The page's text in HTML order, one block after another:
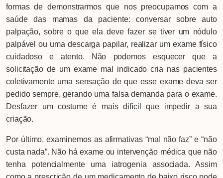
formas de demonstrarmos que nos preocupamos com a
saúde das mamas da paciente: conversar sobre auto
palpação, sobre o que ela deve fazer se tiver um nódulo
palpável ou uma descarga papilar, realizar um exame físico
cuidadoso e atento. Não podemos esquecer que a
solicitação de um exame mal indicado cria nas pacientes
coletivamente uma sensação de que esse exame deva ser
pedido sempre, gerando uma falsa demanda para o exame.
Desfazer um costume é mais difícil que impedir a sua
criação.
Por último, examinemos as afirmativas “mal não faz” e “não
custa nada”. Não há exame ou intervenção médica que não
tenha potencialmente uma iatrogenia associada. Assim